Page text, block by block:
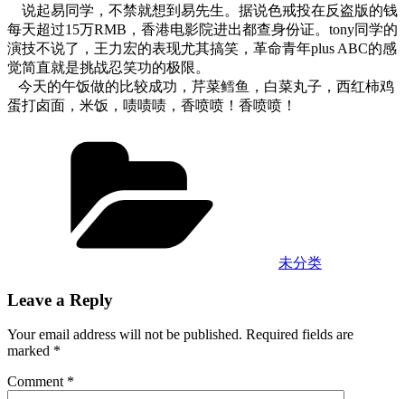
说起易同学，不禁就想到易先生。据说色戒投在反盗版的钱
每天超过15万RMB，香港电影院进出都查身份证。tony同学的
演技不说了，王力宏的表现尤其搞笑，革命青年plus ABC的感
觉简直就是挑战忍笑功的极限。
今天的午饭做的比较成功，芹菜鳕鱼，白菜丸子，西红柿鸡
蛋打卤面，米饭，啧啧啧，香喷喷！香喷喷！
未分类
Leave a Reply
Your email address will not be published. Required fields are
marked *
Comment *